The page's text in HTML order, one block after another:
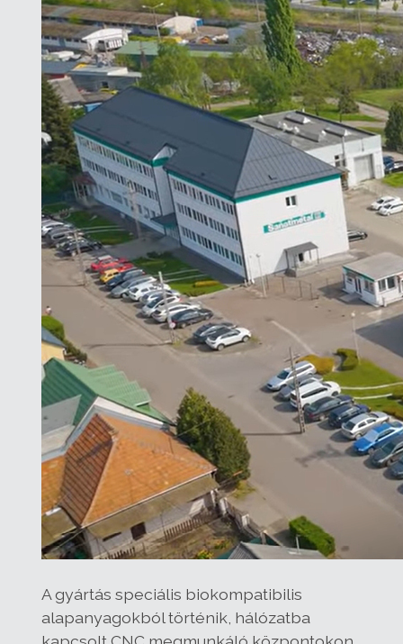
A gyártás speciális biokompatibilis
alapanyagokból történik, hálózatba